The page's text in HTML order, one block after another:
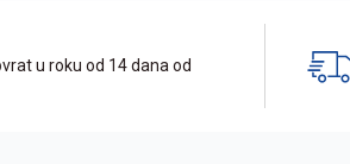
u roku od 14 dana od